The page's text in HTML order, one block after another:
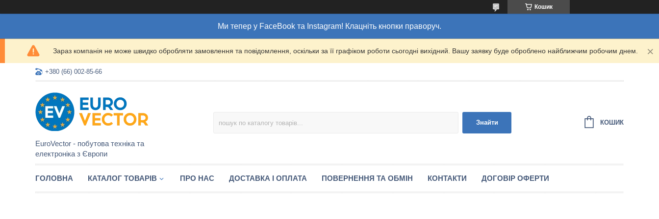
Кошик
Ми тепер у FaceBook та Instagram! Клацніть кнопки праворуч.
Зараз компанія не може швидко обробляти замовлення та повідомлення, оскільки за її графіком роботи сьогодні вихідний. Вашу заявку буде оброблено найближчим робочим днем.
+380 (66) 002-85-66
EuroVector - побутова техніка та
електроніка з Європи
Знайти КОШИК
ГОЛОВНА КАТАЛОГ ТОВАРІВ ПРО НАС ДОСТАВКА І ОПЛАТА ПОВЕРНЕННЯ ТА ОБМІН КОНТАКТИ ДОГОВІР ОФЕРТИ